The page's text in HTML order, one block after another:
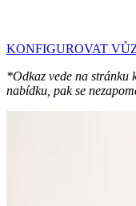
KONFIGUROVAT
*Odkaz vede na stránku
nabídku, pak se